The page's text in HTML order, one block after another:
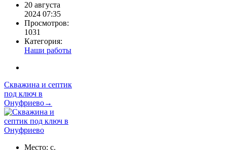
20 августа
2024 07:35
Просмотров:
1031
Категория:
Наши работы
Скважина и септик
под ключ в
Онуфриево→
Место: с.